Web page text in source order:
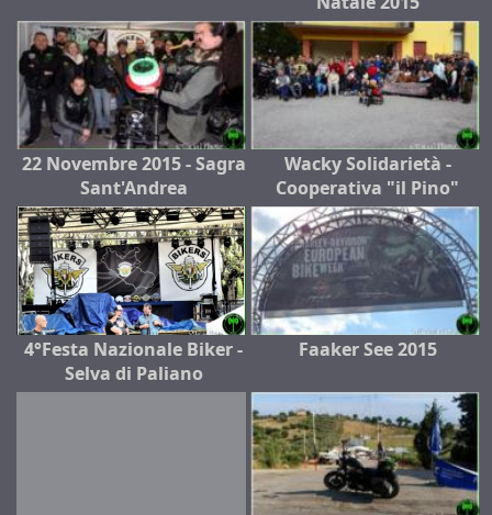
22 Novembre 2015 - Sagra
Sant'Andrea
Wacky Solidarietà -
Cooperativa "il Pino"
4°Festa Nazionale Biker -
Selva di Paliano
Faaker See 2015